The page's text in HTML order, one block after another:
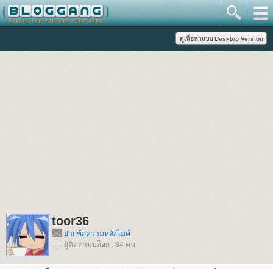
toor36
ฝากข้อความหลังไมค์
ผู้ติดตามบล็อก : 84 คน